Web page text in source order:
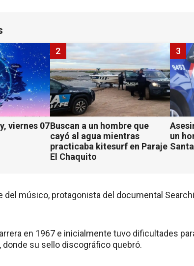
viernes 07Buscan a un hombre que
cayó al agua mientras
practicaba kitesurf en Paraje
El Chaquito
2
un
3
del músico, protagonista del documental
en 1967 e inicialmente tuvo dificultades
donde su sello discográfico quebró.